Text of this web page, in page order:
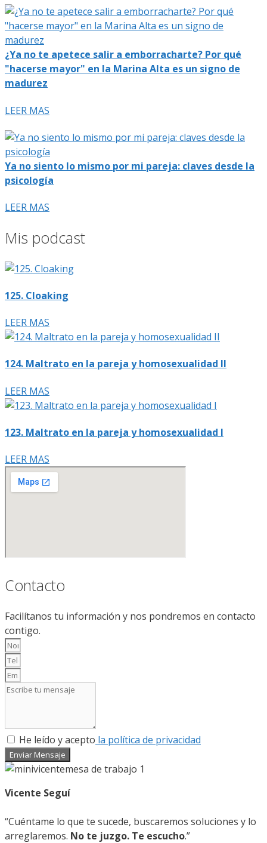
¿Ya no te apetece salir a emborracharte? Por qué
"hacerse mayor" en la Marina Alta es un signo de
madurez
LEER MAS
Ya no siento lo mismo por mi pareja: claves desde la
psicología
LEER MAS
Mis podcast
125. Cloaking
LEER MAS
124. Maltrato en la pareja y homosexualidad II
LEER MAS
123. Maltrato en la pareja y homosexualidad I
LEER MAS
Contacto
Facilítanos tu información y nos pondremos en contacto
contigo.
He leído y acepto la política de privacidad
Enviar Mensaje
Vicente Seguí
“Cuéntame lo que te sucede, buscaremos soluciones y lo
arreglaremos. No te juzgo. Te escucho.”